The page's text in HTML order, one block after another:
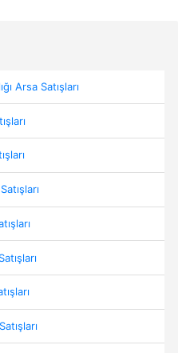
Arsa Satışları